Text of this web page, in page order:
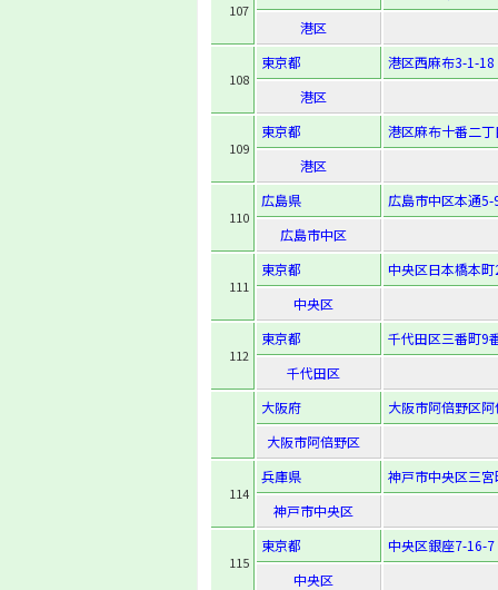
107
港区
108
東京都
港区西麻布3-1-18
港区
109
東京都
港区麻布十番二
港区
110
広島県
広島市中区本通5-
広島市中区
111
東京都
中央区日本橋本
中央区
112
東京都
千代田区三番町9
千代田区
大阪府
大阪市阿倍野区
大阪市阿倍野区
114
兵庫県
神戸市中央区三
神戸市中央区
115
東京都
中央区銀座7-16-7
中央区